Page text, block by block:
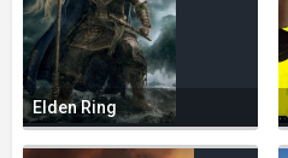
Elden Ring